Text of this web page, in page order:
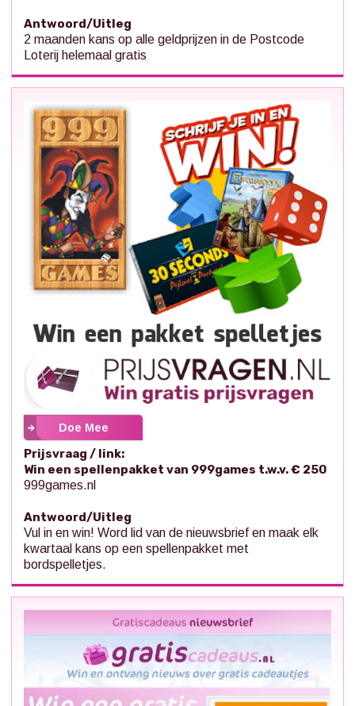
Antwoord/Uitleg
2 maanden kans op alle geldprijzen in de Postcode
Loterij helemaal gratis
Doe Mee
Prijsvraag / link:
Win een spellenpakket van 999games t.w.v. € 250
999games.nl
Antwoord/Uitleg
Vul in en win! Word lid van de nieuwsbrief en maak elk
kwartaal kans op een spellenpakket met
bordspelletjes.